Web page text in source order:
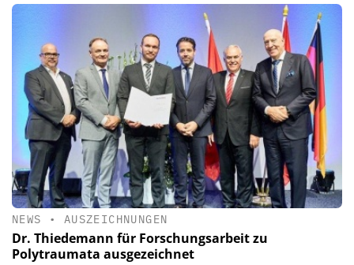
NEWS • AUSZEICHNUNGEN
Dr. Thiedemann für Forschungsarbeit zu
Polytraumata ausgezeichnet